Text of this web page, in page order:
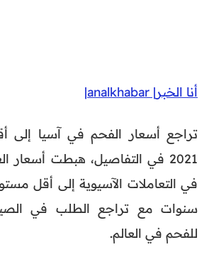
أنا الخبر| analkhabar|
تراجع أسعار الفحم في آسيا إلى
2021 في التفاصيل، هبطت أسعار
سنوات مع تراجع الطلب في
للفحم في العالم.